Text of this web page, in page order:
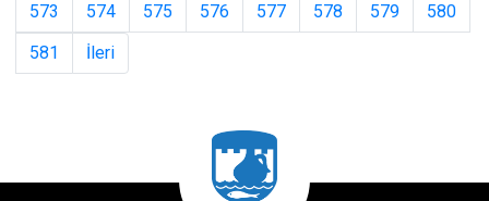
573
574 575 576 577 578 579
580
581
İleri